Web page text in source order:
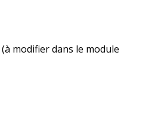
modifier dans le module